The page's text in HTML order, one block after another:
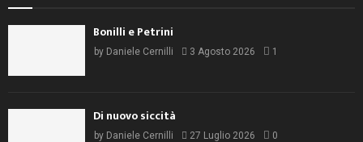
Bonilli e Petrini
by Daniele Cernilli 3 Agosto 2026 1
Di nuovo siccità
by Daniele Cernilli 27 Luglio 2026 0